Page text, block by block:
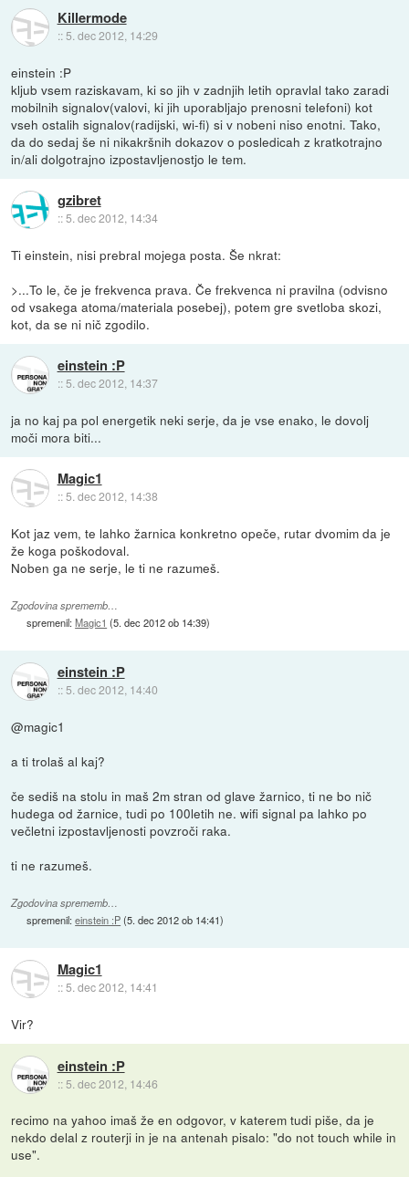
Killermode
:: 5. dec 2012, 14:29
einstein :P
kljub vsem raziskavam, ki so jih v zadnjih letih opravlal tako zaradi
mobilnih signalov(valovi, ki jih uporabljajo prenosni telefoni) kot
vseh ostalih signalov(radijski, wi-fi) si v nobeni niso enotni. Tako,
da do sedaj še ni nikakršnih dokazov o posledicah z kratkotrajno
in/ali dolgotrajno izpostavljenostjo le tem.
gzibret
::5. dec 2012, 14:34
Ti einstein, nisi prebral mojega posta. Še nkrat:
>...To le, če je frekvenca prava. Če frekvenca ni pravilna (odvisno
od vsakega atoma/materiala posebej), potem gre svetloba skozi,
kot, da se ni nič zgodilo.
einstein :P
:: 5. dec 2012, 14:37
ja no kaj pa pol energetik neki serje, da je vse enako, le dovolj
moči mora biti...
Magic1
::5. dec 2012, 14:38
Kot jaz vem, te lahko žarnica konkretno opeče, rutar dvomim da je
že koga poškodoval.
Noben ga ne serje, le ti ne razumeš.
Zgodovina sprememb…
spremenil:Magic1 (5. dec 2012 ob 14:39)
einstein :P
:: 5. dec 2012, 14:40
@magic1
a ti trolaš al kaj?
če sediš na stolu in maš 2m stran od glave žarnico, ti ne bo nič
hudega od žarnice, tudi po 100letih ne. wifi signal pa lahko po
večletni izpostavljenosti povzroči raka.
ti ne razumeš.
Zgodovina sprememb…
spremenil:einstein :P(5. dec 2012 ob 14:41)
Magic1
::5. dec 2012, 14:41
Vir?
einstein :P
:: 5. dec 2012, 14:46
recimo na yahoo imaš že en odgovor, v katerem tudi piše, da je
nekdo delal z routerji in je na antenah pisalo: "do not touch while in
use".